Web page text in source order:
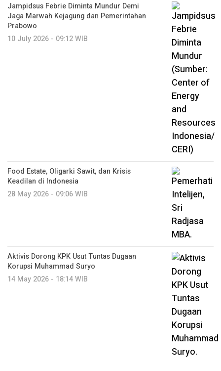
Jampidsus Febrie Diminta Mundur Demi
Jaga Marwah Kejagung dan Pemerintahan
Prabowo
10 July 2026 - 09:12 WIB
Food Estate, Oligarki Sawit, dan Krisis
Keadilan di Indonesia
28 May 2026 - 09:06 WIB
Aktivis Dorong KPK Usut Tuntas Dugaan
Korupsi Muhammad Suryo
14 May 2026 - 18:14 WIB